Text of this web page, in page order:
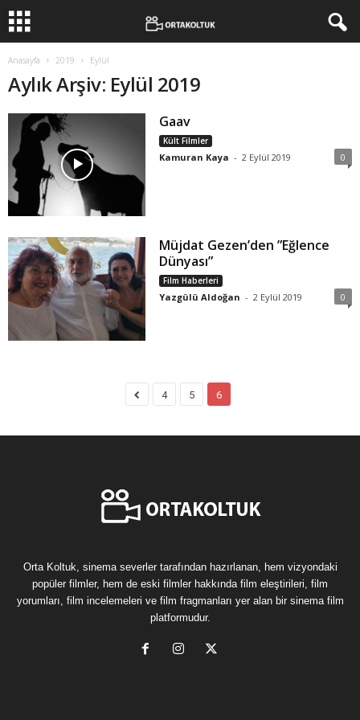
Anasayfa 2019 Eylül
Aylık Arşiv: Eylül 2019
Gaav
Kült Filmler
Kamuran Kaya - 2 Eylül 2019 0
Müjdat Gezen’den ”Eğlence
Dünyası”
Film Haberleri
Yazgülü Aldoğan - 2 Eylül 2019 0
4 5 6
Orta Koltuk, sinema severler tarafından hazırlanan, hem vizyondaki
popüler filmler, hem de eski filmler hakkında film eleştirileri, film
yorumları, film incelemeleri ve film fragmanları yer alan bir sinema film
platformudur.